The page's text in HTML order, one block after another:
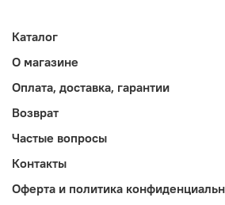
Каталог
О магазине
Оплата, доставка, гарантии
Возврат
Частые вопросы
Контакты
Оферта и политика